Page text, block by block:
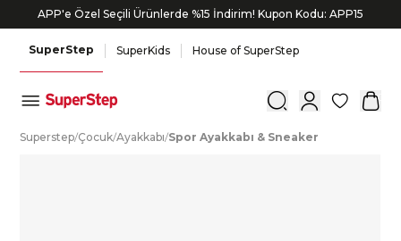
APP'e Özel Seçili Ürünlerde %15 İndirim! Kupon Kodu: APP15
SuperStep SuperKids House of SuperStep
0
Superstep/Çocuk/Ayakkabı/Spor Ayakkabı & Sneaker